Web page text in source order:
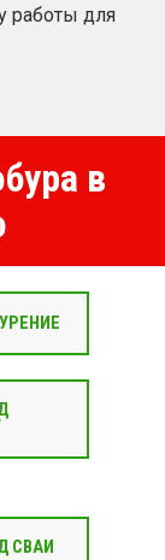
работы для
в
СВАИ